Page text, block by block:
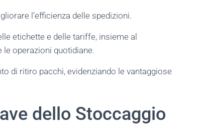
l’efficienza delle spedizioni.
etichette e delle tariffe, insieme al
operazioni quotidiane.
di ritiro pacchi, evidenziando le vantaggiose
dello Stoccaggio